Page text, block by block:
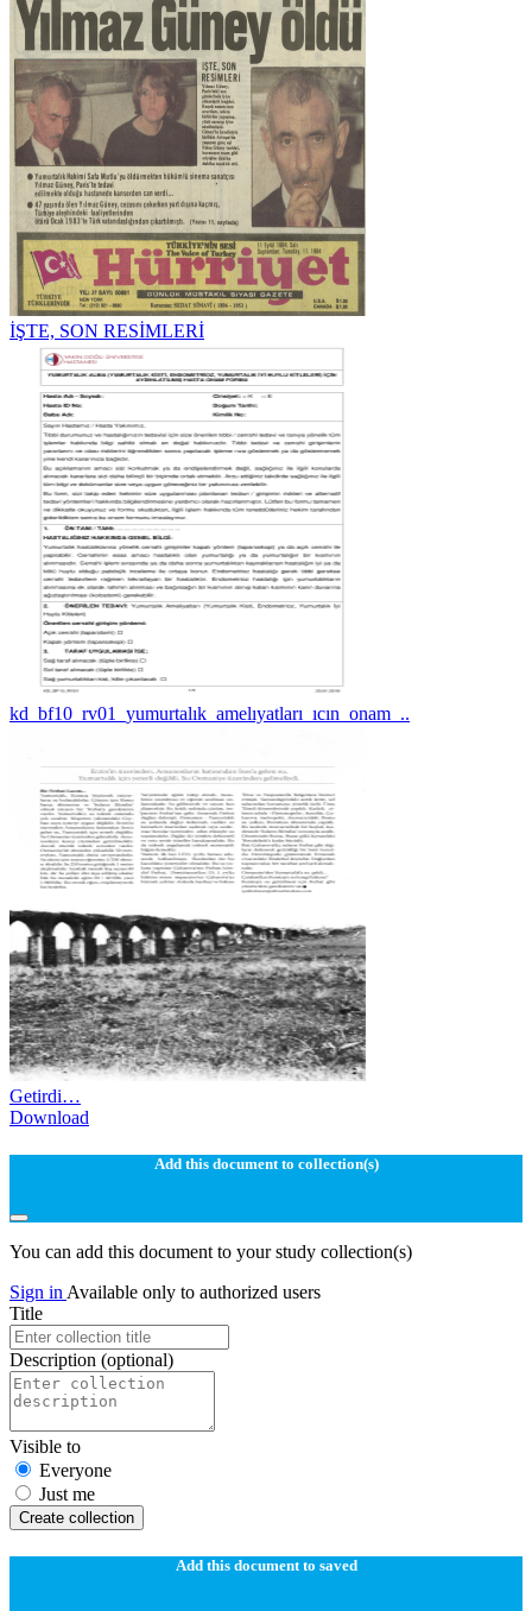
İŞTE, SON RESİMLERİ
kd_bf10_rv01_yumurtalık_amelıyatları_ıcın_onam_..
Getirdi…
Download
Add this document to collection(s)
You can add this document to your study collection(s)
Sign in Available only to authorized users
Title
Description (optional)
Visible to
Everyone
Just me
Create collection
Add this document to saved